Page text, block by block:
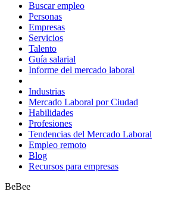
Buscar empleo
Personas
Empresas
Servicios
Talento
Guía salarial
Informe del mercado laboral
Industrias
Mercado Laboral por Ciudad
Habilidades
Profesiones
Tendencias del Mercado Laboral
Empleo remoto
Blog
Recursos para empresas
BeBee